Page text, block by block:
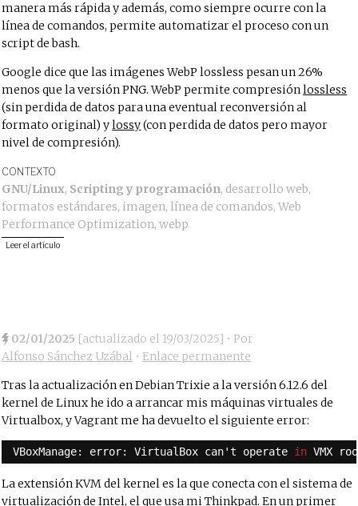
manera más rápida y además, como siempre ocurre con la
línea de comandos, permite automatizar el proceso con un
script de bash.
Google dice que las imágenes WebP lossless pesan un 26%
menos que la versión PNG. WebP permite compresiónlossless
(sin perdida de datos para una eventual reconversión al
formato original) ylossy(con perdida de datos pero mayor
nivel de compresión).
CONTEXTO
GNU/Linux, Scripting y programación, desarrollo web,
formatos estándares, imagen,línea de comandos,Web
Performance Optimization,webp
Leer el artículo
02/01/2025 [actualizado el 19/03/2025] • Por
Alfonso Sánchez Uzábal • Enlace permanente
Tras la actualización en Debian Trixie a la versión 6.12.6 del
kernel de Linux he ido a arrancar mis máquinas virtuales de
Virtualbox, y Vagrant me ha devuelto el siguiente error:
VBoxManage: error: VirtualBox can't operate in VMX
La extensión KVM del kernel es la que conecta con el sistema de
virtualización de Intel, el que usa mi Thinkpad. En un primer